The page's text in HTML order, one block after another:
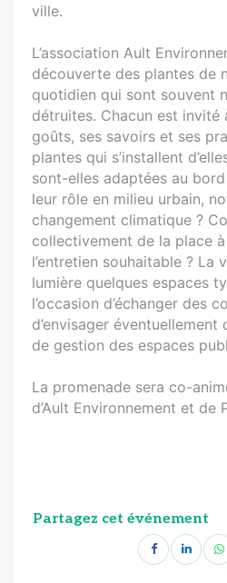
ville.
L’association Ault
découverte des plantes de
quotidien qui sont souvent
détruites. Chacun est
goûts, ses savoirs et ses
plantes qui s’installent
sont-elles adaptées au
leur rôle en milieu urbain,
changement climatique ?
collectivement de la place
l’entretien souhaitable ? La
lumière quelques espaces
l’occasion d’échanger des
d’envisager
de gestion des espaces
La promenade sera co-
d’Ault Environnement et de
Partagez cet événement